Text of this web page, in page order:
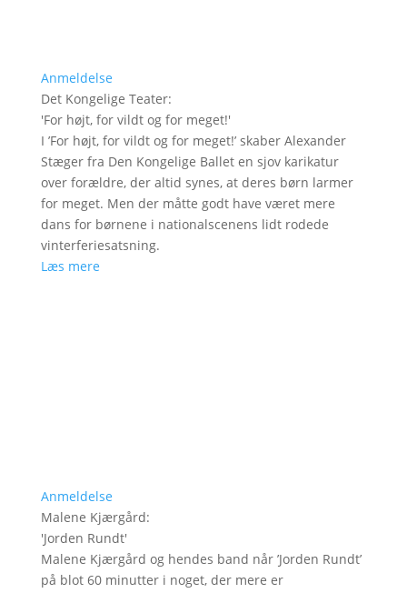
Anmeldelse
Det Kongelige Teater:
'For højt, for vildt og for meget!'
I ’For højt, for vildt og for meget!’ skaber Alexander
Stæger fra Den Kongelige Ballet en sjov karikatur
over forældre, der altid synes, at deres børn larmer
for meget. Men der måtte godt have været mere
dans for børnene i nationalscenens lidt rodede
vinterferiesatsning.
Læs mere
Anmeldelse
Malene Kjærgård:
'Jorden Rundt'
Malene Kjærgård og hendes band når ’Jorden Rundt’
på blot 60 minutter i noget, der mere er